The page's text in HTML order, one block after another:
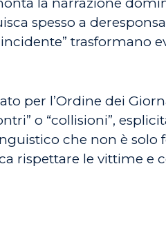
spesso a
per l’Ordine dei
o “collisioni”,
che non è
rispettare le vittime